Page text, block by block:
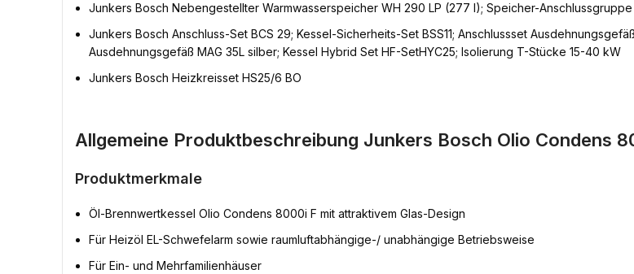
Junkers Bosch Nebengestellter Warmwasserspeicher WH 290 LP (277 l); Speicher-Anschlussgruppe
Junkers Bosch Anschluss-Set BCS 29; Kessel-Sicherheits-Set BSS11; Anschlussset
Ausdehnungsgefäß MAG 35L silber; Kessel Hybrid Set HF-SetHYC25; Isolierung T-Stücke 15-40 kW
Junkers Bosch Heizkreisset HS25/6 BO
Allgemeine Produktbeschreibung Junkers Bosch Olio Condens
Produktmerkmale
Öl-Brennwertkessel Olio Condens 8000i F mit attraktivem Glas-Design
Für Heizöl EL-Schwefelarm sowie raumluftabhängige-/ unabhängige Betriebsweise
Für Ein- und Mehrfamilienhäuser